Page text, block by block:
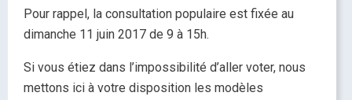
Pour rappel, la consultation populaire est fixée au
dimanche 11 juin 2017 de 9 à 15h.
Si vous étiez dans l’impossibilité d’aller voter, nous
mettons ici à votre disposition les modèles